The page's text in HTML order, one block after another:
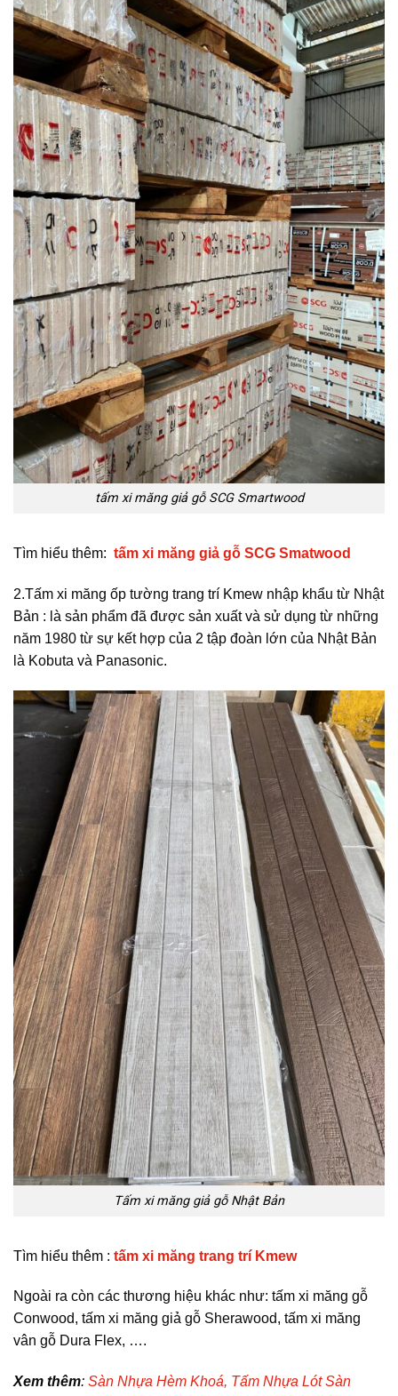
tấm xi măng giả gỗ SCG Smartwood
Tìm hiểu thêm: tấm xi măng giả gỗ SCG Smatwood
2.Tấm xi măng ốp tường trang trí Kmew nhập khẩu từ Nhật
Bản : là sản phẩm đã được sản xuất và sử dụng từ những
năm 1980 từ sự kết hợp của 2 tập đoàn lớn của Nhật Bản
là Kobuta và Panasonic.
Tấm xi măng giả gỗ Nhật Bản
Tìm hiểu thêm : tấm xi măng trang trí Kmew
Ngoài ra còn các thương hiệu khác như: tấm xi măng gỗ
Conwood, tấm xi măng giả gỗ Sherawood, tấm xi măng
vân gỗ Dura Flex, ….
Xem thêm: Sàn Nhựa Hèm Khoá, Tấm Nhựa Lót Sàn